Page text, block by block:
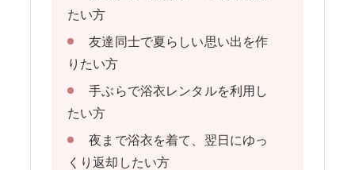
たい方
友達同士で夏らしい思い出を作
りたい方
手ぶらで浴衣レンタルを利用し
たい方
夜まで浴衣を着て、翌日にゆっ
くり返却したい方